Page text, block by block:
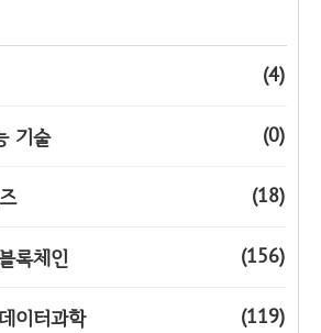
(4)
기술 (0)
(18)
록체인 (156)
이터과학 (119)